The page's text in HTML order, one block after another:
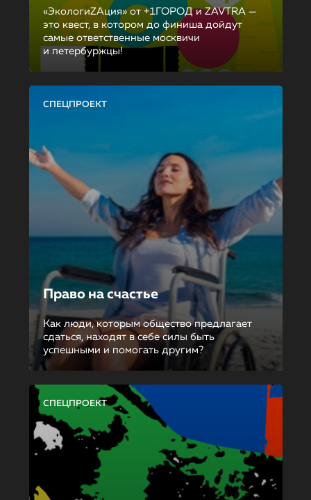
«ЭкологиZAция» от +1ГОРОД и ZAVTRA —
это квест, в котором до финиша дойдут
самые ответственные москвичи
и петербуржцы!
СПЕЦПРОЕКТ
Право на счастье
Как люди, которым общество предлагает
сдаться, находят в себе силы быть
успешными и помогать другим?
СПЕЦПРОЕКТ